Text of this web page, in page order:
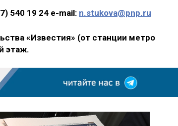
540 19 24 e-mail: n.stukova@pnp.ru
«Известия» (от станции метро
этаж.